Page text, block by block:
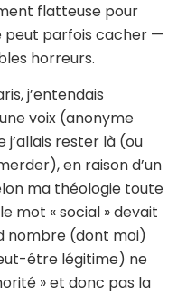
flatteuse pour
peut parfois cacher —
horreurs.
j’entendais
voix (anonyme
j’allais rester là (ou
en raison d’un
ma théologie toute
mot « social » devait
nombre (dont moi)
être légitime) ne
» et donc pas la